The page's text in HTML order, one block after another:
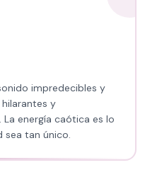
impredecibles y
y
energía caótica es lo
sea tan único.